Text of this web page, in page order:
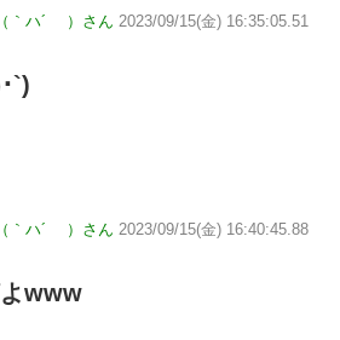
｀ハ´ ）さん 2023/09/15(金) 16:35:05.51
`)
｀ハ´ ）さん 2023/09/15(金) 16:40:45.88
www